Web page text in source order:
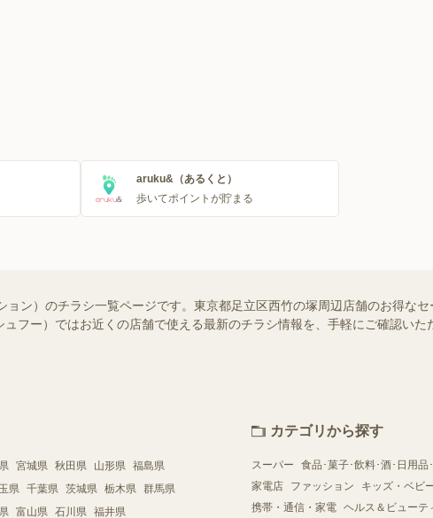
aruku&（あるくと）
歩いてポイントが貯まる
ョン）のチラシ一覧ページです。東京都足立区西竹の塚周辺店舗のお得な
フー）ではお近くの店舗で使える最新のチラシ情報を、手軽にご確認いた
宮城県 秋田県 山形県 福島県
県 千葉県 茨城県 栃木県 群馬県
富山県 石川県 福井県
カテゴリから探す
スーパー 食品･菓子･飲料･酒･日用品
家電店
ファッション キッズ・ベビ
携帯・通信・家電 ヘルス＆ビューテ